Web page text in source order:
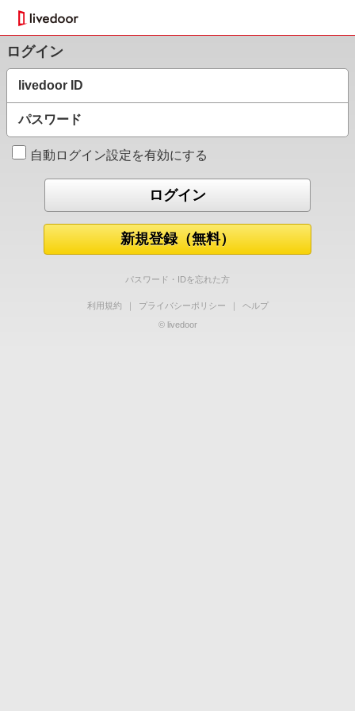
ログイン
livedoor ID
パスワード
自動ログイン設定を有効にする
新規登録（無料）
パスワード・IDを忘れた方
利用規約 ｜ プライバシーポリシー ｜
ヘルプ
© livedoor